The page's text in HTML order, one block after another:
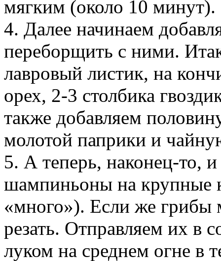
мягким (около 10 минут).
4. Далее начинаем
переборщить с ними.
лавровый листик, на
орех, 2-3 столбика
также добавляем
молотой паприки и
5. А теперь, наконец-то,
шампиньоны на крупные
«много»). Если же грибы
резать. Отправляем их в
луком на среднем огне в